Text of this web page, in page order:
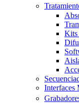
Kits
Interfaces